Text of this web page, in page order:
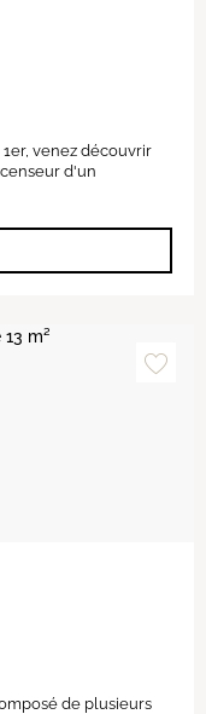
1er, venez découvrir
d'un
de plusieurs